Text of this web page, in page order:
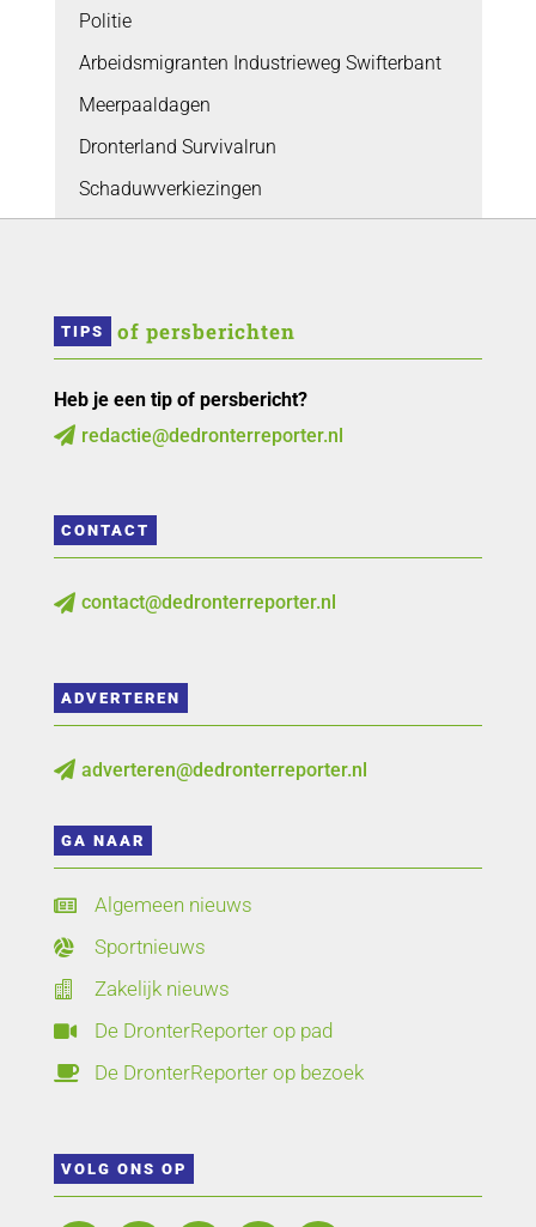
Politie
Arbeidsmigranten Industrieweg Swifterbant
Meerpaaldagen
Dronterland Survivalrun
Schaduwverkiezingen
TIPS of persberichten
Heb je een tip of persbericht?
 redactie@dedronterreporter.nl
CONTACT
 contact@dedronterreporter.nl
ADVERTEREN
 adverteren@dedronterreporter.nl
GA NAAR
 Algemeen nieuws
 Sportnieuws
 Zakelijk nieuws
 De DronterReporter op pad
 De DronterReporter op bezoek
VOLG ONS OP